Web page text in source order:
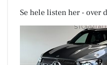
Se hele listen her - over